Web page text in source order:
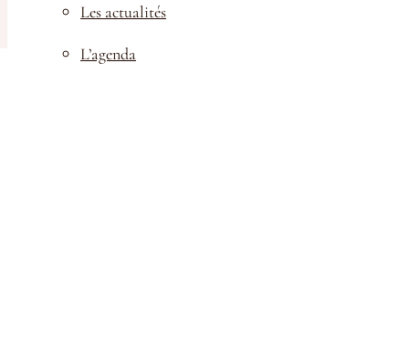
Les actualités
L’agenda